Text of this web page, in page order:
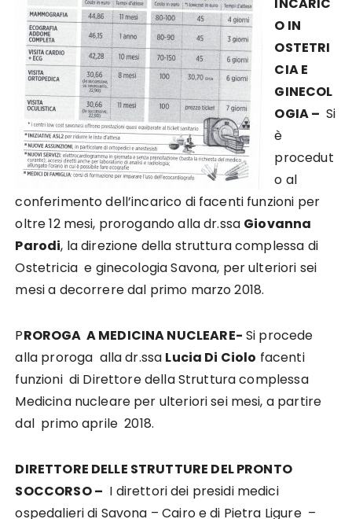
O IN
OSTETRI
CIA E
GINECOL
OGIA – Si
è
procedut
o al
conferimento dell’incarico di facenti funzioni per
oltre 12 mesi, prorogando alla dr.ssa Giovanna
Parodi, la direzione della struttura complessa di
Ostetricia e ginecologia Savona, per ulteriori sei
mesi a decorrere dal primo marzo 2018.
PROROGA A MEDICINA NUCLEARE- Si procede
alla proroga alla dr.ssa Lucia Di Ciolo facenti
funzioni di Direttore della Struttura complessa
Medicina nucleare per ulteriori sei mesi, a partire
dal primo aprile 2018.
DIRETTORE DELLE STRUTTURE DEL PRONTO
SOCCORSO – I direttori dei presidi medici
ospedalieri di Savona – Cairo e di Pietra Ligure –